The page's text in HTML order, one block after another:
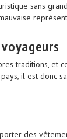
sans
traditions, et
il est donc
des